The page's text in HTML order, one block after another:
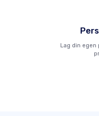
Lag din egen